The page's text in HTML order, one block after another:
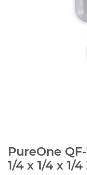
PureOne
1/4 x 1/4 x 1/